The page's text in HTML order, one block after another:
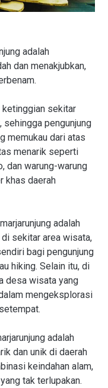
adalah
dan menakjubkan,
ketinggian sekitar
sehingga pengunjung
memukau dari atas
menarik seperti
dan warung-warung
khas daerah
adalah
sekitar area wisata,
bagi pengunjung
hiking. Selain itu, di
desa wisata yang
mengeksplorasi
adalah
dan unik di daerah
keindahan alam,
tak terlupakan.